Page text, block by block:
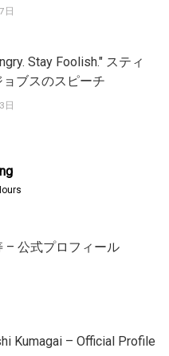
日
Stay Foolish." スティ
ブスのスピーチ
日
– 公式プロフィール
Kumagai – Official Profile